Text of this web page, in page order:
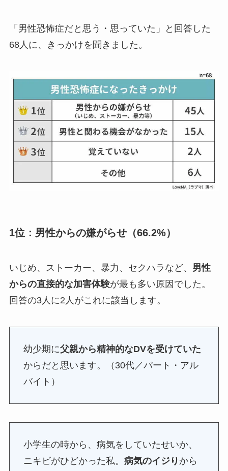
「男性恐怖症だと思う・思っていた」と回答した
68人に、きっかけを聞きました。
1位：男性からの嫌がらせ（66.2%）
いじめ、ストーカー、暴力、セクハラなど、 男性
からの直接的な加害体験が最も多い原因でした。
回答の3人に2人がこれに該当します。
幼少期に父親から精神的なDVを受けていた
からだと思います。（30代／パート・アル
バイト）
小学生の時から、病気をしていたせいか、
ニキビがひどかった私。 病気のイジり から